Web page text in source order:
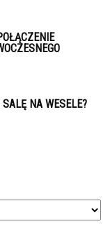
NA WESELE?